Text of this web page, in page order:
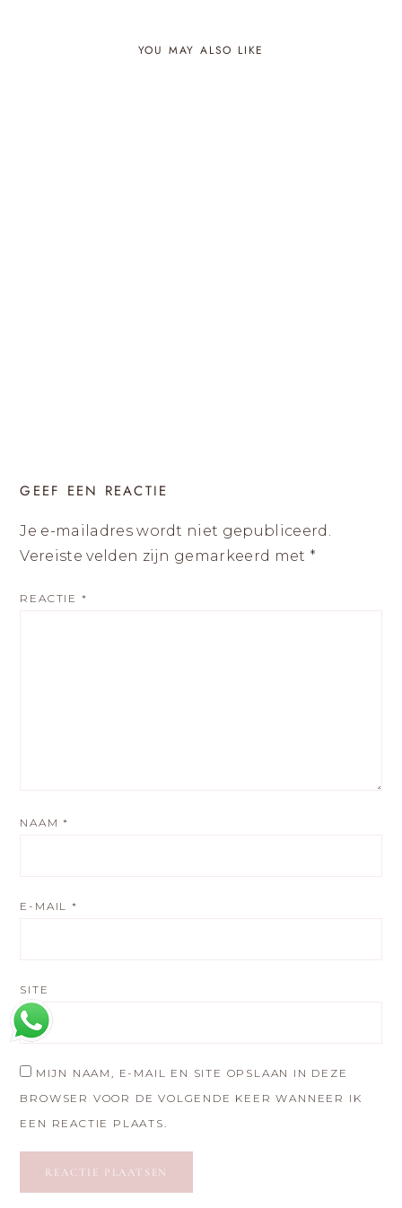
YOU MAY ALSO LIKE
GEEF EEN REACTIE
Je e-mailadres wordt niet gepubliceerd.
Vereiste velden zijn gemarkeerd met *
REACTIE *
NAAM*
E-MAIL*
SITE
MIJN NAAM, E-MAIL EN SITE OPSLAAN IN DEZE
BROWSER VOOR DE VOLGENDE KEER WANNEER IK
EEN REACTIE PLAATS.